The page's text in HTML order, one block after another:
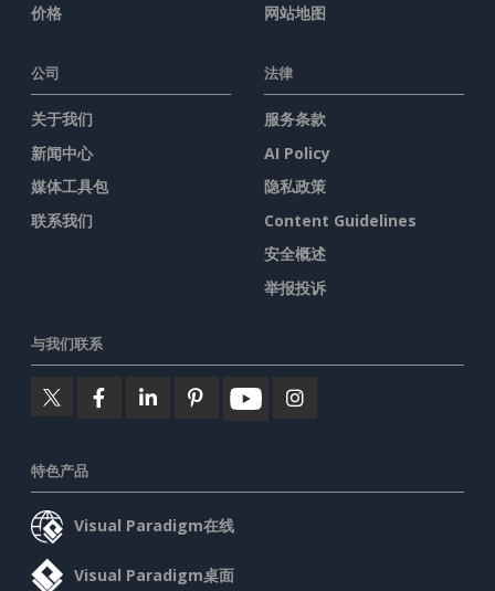
价格
网站地图
公司
关于我们
新闻中心
媒体工具包
联系我们
法律
服务条款
AI Policy
隐私政策
Content Guidelines
安全概述
举报投诉
与我们联系
特色产品
Visual Paradigm在线
Visual Paradigm桌面